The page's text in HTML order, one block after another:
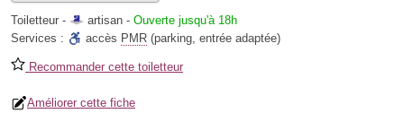
Toiletteur - artisan - Ouverte jusqu'à 18h
Services :
accès PMR (parking, entrée adaptée)
Recommander cette toiletteur
Améliorer cette fiche